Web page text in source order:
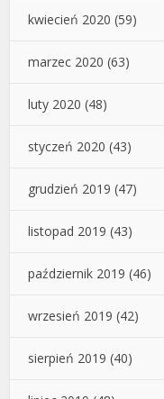
kwiecień 2020 (59)
marzec 2020 (63)
luty 2020 (48)
styczeń 2020 (43)
grudzień 2019 (47)
listopad 2019 (43)
październik 2019 (46)
wrzesień 2019 (42)
sierpień 2019 (40)